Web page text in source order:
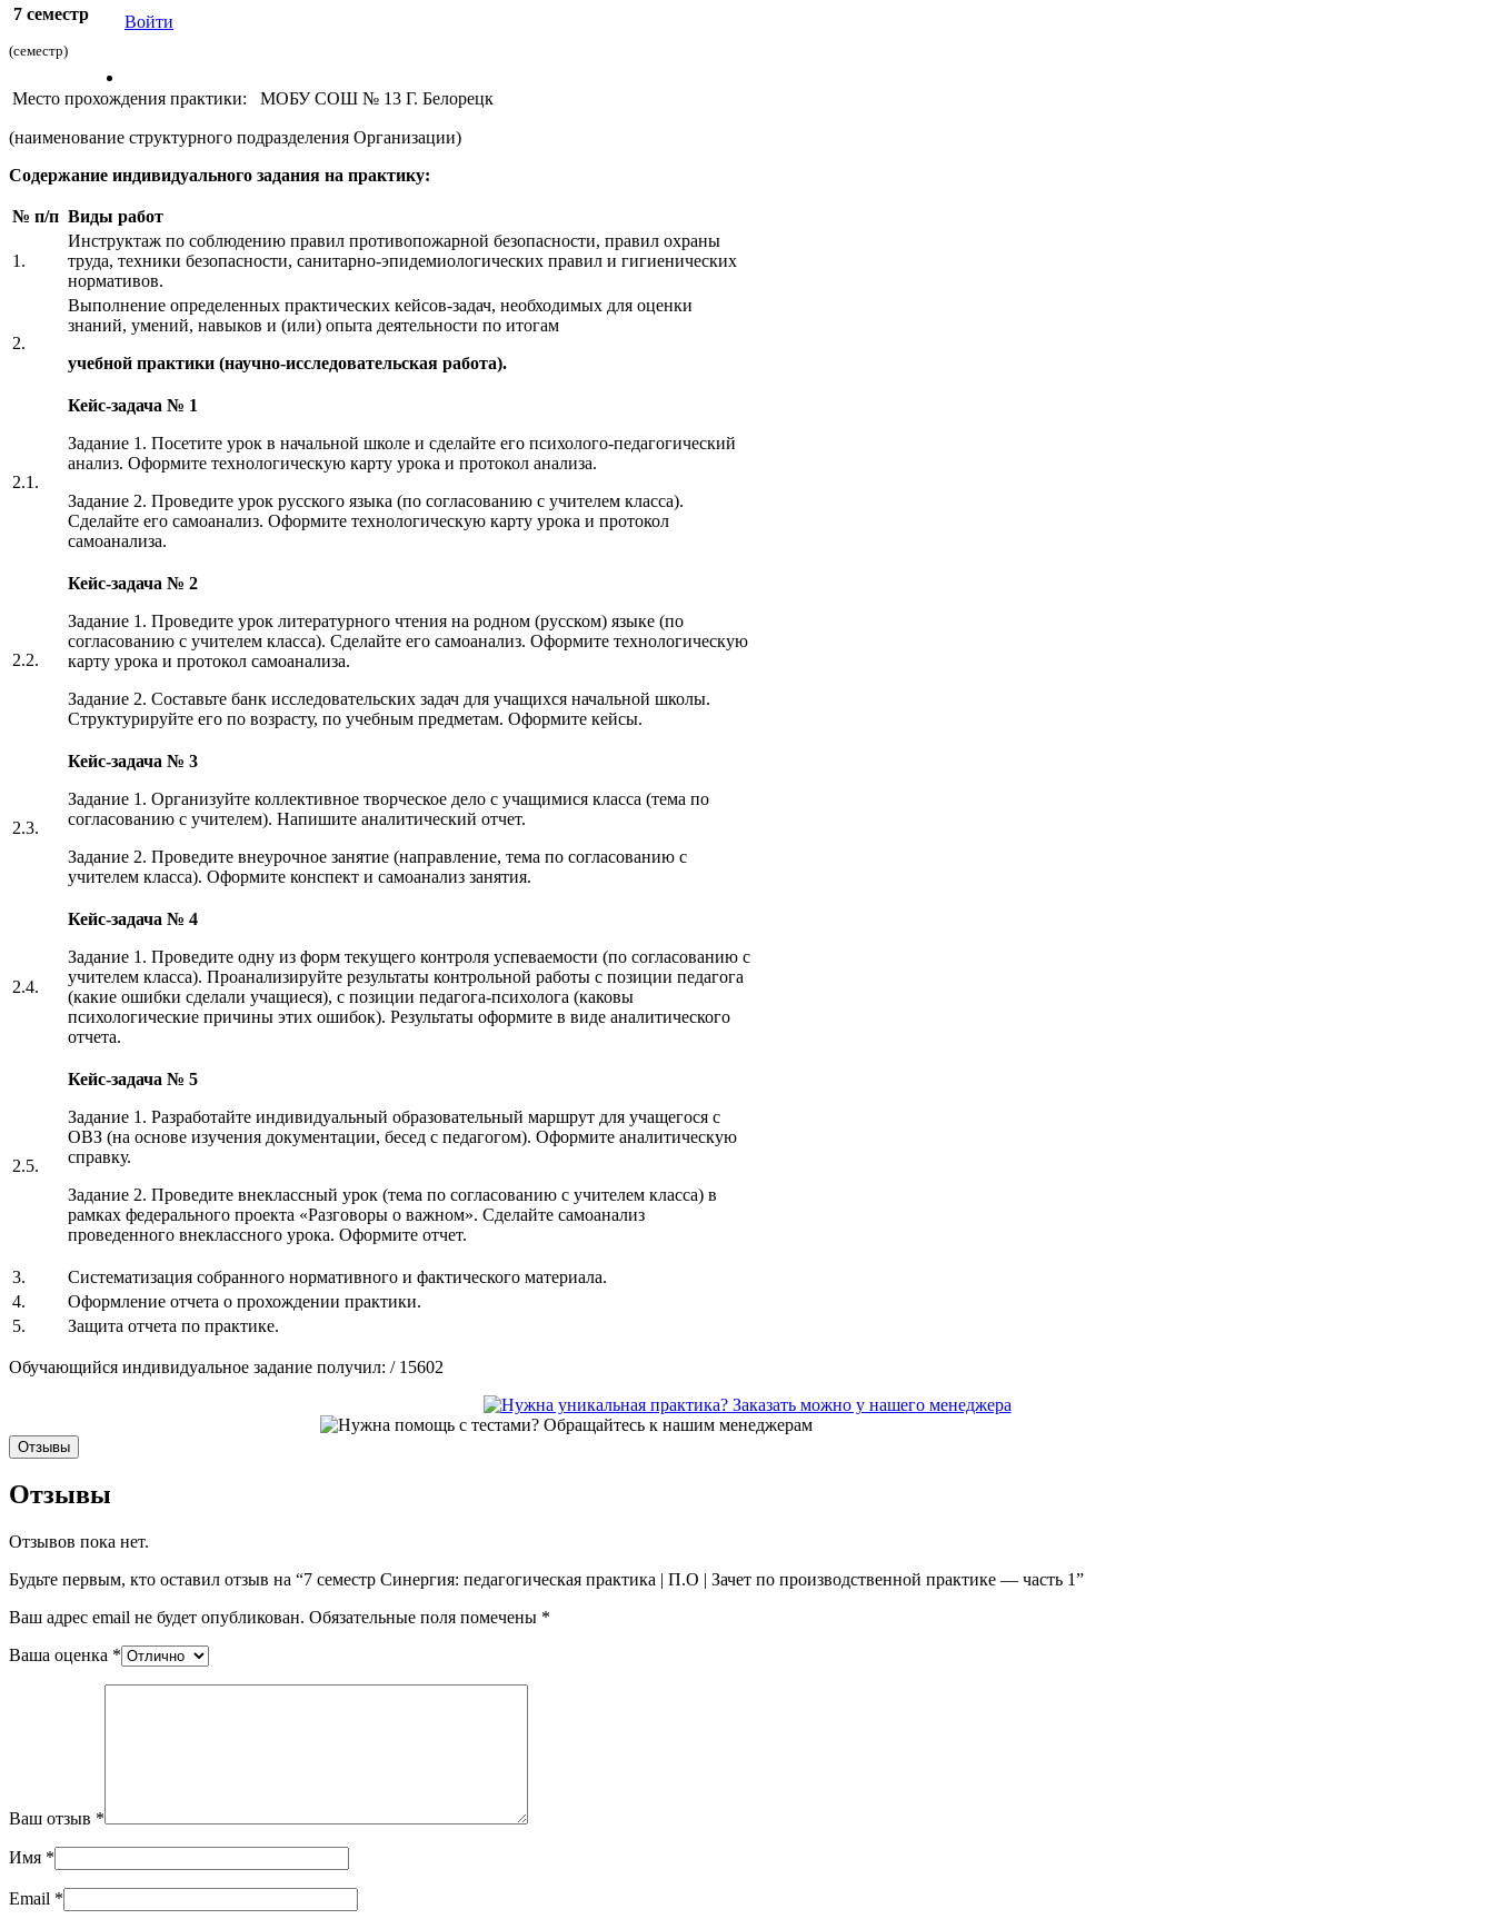
Войти
7 семестр
(семестр)
Место прохождения практики: МОБУ СОШ № 13 Г. Белорецк
(наименование структурного подразделения Организации)
Содержание индивидуального задания на практику:
№ п/п Виды работ
1.
Инструктаж по соблюдению правил противопожарной безопасности, правил охраны
труда, техники безопасности, санитарно-эпидемиологических правил и гигиенических
нормативов.
2.
Выполнение определенных практических кейсов-задач, необходимых для оценки
знаний, умений, навыков и (или) опыта деятельности по итогам
учебной практики (научно-исследовательская работа).
2.1.
Кейс-задача № 1
Задание 1. Посетите урок в начальной школе и сделайте его психолого-педагогический
анализ. Оформите технологическую карту урока и протокол анализа.
Задание 2. Проведите урок русского языка (по согласованию с учителем класса).
Сделайте его самоанализ. Оформите технологическую карту урока и протокол
самоанализа.
2.2.
Кейс-задача № 2
Задание 1. Проведите урок литературного чтения на родном (русском) языке (по
согласованию с учителем класса). Сделайте его самоанализ. Оформите технологическую
карту урока и протокол самоанализа.
Задание 2. Составьте банк исследовательских задач для учащихся начальной школы.
Структурируйте его по возрасту, по учебным предметам. Оформите кейсы.
2.3.
Кейс-задача № 3
Задание 1. Организуйте коллективное творческое дело с учащимися класса (тема по
согласованию с учителем). Напишите аналитический отчет.
Задание 2. Проведите внеурочное занятие (направление, тема по согласованию с
учителем класса). Оформите конспект и самоанализ занятия.
2.4.
Кейс-задача № 4
Задание 1. Проведите одну из форм текущего контроля успеваемости (по согласованию с
учителем класса). Проанализируйте результаты контрольной работы с позиции педагога
(какие ошибки сделали учащиеся), с позиции педагога-психолога (каковы
психологические причины этих ошибок). Результаты оформите в виде аналитического
отчета.
2.5.
Кейс-задача № 5
Задание 1. Разработайте индивидуальный образовательный маршрут для учащегося с
ОВЗ (на основе изучения документации, бесед с педагогом). Оформите аналитическую
справку.
Задание 2. Проведите внеклассный урок (тема по согласованию с учителем класса) в
рамках федерального проекта «Разговоры о важном». Сделайте самоанализ
проведенного внеклассного урока. Оформите отчет.
3.
Систематизация собранного нормативного и фактического материала.
4.
Оформление отчета о прохождении практики.
5.
Защита отчета по практике.
Обучающийся индивидуальное задание получил: / 15602
Отзывы
Отзывы
Отзывов пока нет.
Будьте первым, кто оставил отзыв на “7 семестр Синергия: педагогическая практика | П.О | Зачет по производственной практике — часть 1”
Ваш адрес email не будет опубликован. Обязательные поля помечены *
Ваша оценка *
Ваш отзыв *
Имя *
Email *